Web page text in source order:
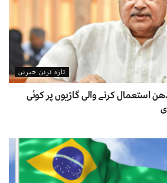
تازہ ترین خبریں
استعمال کرنے والی گاڑیوں پر کوئی